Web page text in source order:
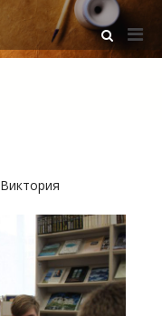
Показать
форму
Виктория